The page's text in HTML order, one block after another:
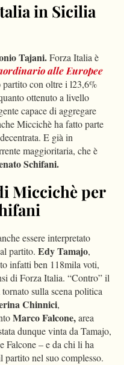
in Sicilia
Tajani.Forza Italia è
alle Europee
con oltre i l23,6%
ottenuto a livello
capace di aggregare
Miccichè ha fatto parte
E già in
maggioritaria, che è
Schifani.
Miccichè per
essere interpretato
partito. Edy Tamajo,
infatti ben 118mila voti,
di Forza Italia. “Contro” il
sulla scena politica
Chinnici,
Marco Falcone,area
dunque vinta da Tamajo,
Falcone – e da chi li ha
partito nel suo complesso.